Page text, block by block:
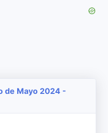
de Mayo 2024 -